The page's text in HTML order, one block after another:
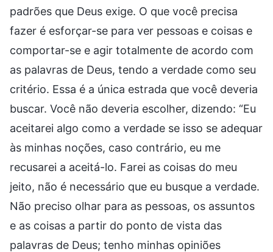
padrões que Deus exige. O que você precisa
fazer é esforçar-se para ver pessoas e coisas e
comportar-se e agir totalmente de acordo com
as palavras de Deus, tendo a verdade como seu
critério. Essa é a única estrada que você deveria
buscar. Você não deveria escolher, dizendo: “Eu
aceitarei algo como a verdade se isso se adequar
às minhas noções, caso contrário, eu me
recusarei a aceitá-lo. Farei as coisas do meu
jeito, não é necessário que eu busque a verdade.
Não preciso olhar para as pessoas, os assuntos
e as coisas a partir do ponto de vista das
palavras de Deus; tenho minhas opiniões